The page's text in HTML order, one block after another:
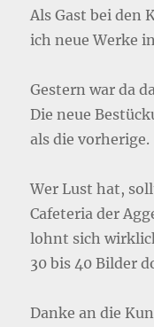
Als Gast bei den
ich neue Werke
Gestern war da
Die neue
als die vorherige.
Wer Lust hat,
Cafeteria der
lohnt sich
30 bis 40 Bilder
Danke an die